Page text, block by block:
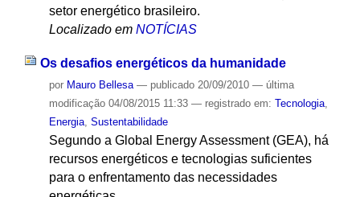
setor energético brasileiro.
Localizado em NOTÍCIAS
Os desafios energéticos da humanidade
por Mauro Bellesa — publicado20/09/2010 — última
modificação04/08/2015 11:33 — registrado em: Tecnologia,
Energia, Sustentabilidade
Segundo a Global Energy Assessment (GEA), há
recursos energéticos e tecnologias suficientes
para o enfrentamento das necessidades